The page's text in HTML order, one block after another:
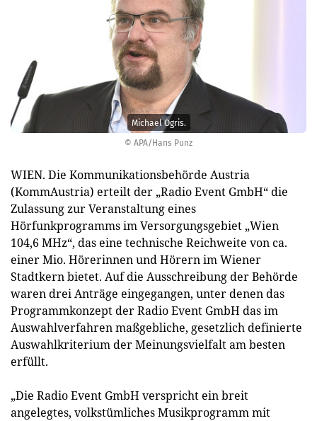
© APA/Hans Punz
Michael Ogris.
WIEN. Die Kommunikationsbehörde Austria
(KommAustria) erteilt der „Radio Event GmbH“ die
Zulassung zur Veranstaltung eines
Hörfunkprogramms im Versorgungsgebiet „Wien
104,6 MHz“, das eine technische Reichweite von ca.
einer Mio. Hörerinnen und Hörern im Wiener
Stadtkern bietet. Auf die Ausschreibung der Behörde
waren drei Anträge eingegangen, unter denen das
Programmkonzept der Radio Event GmbH das im
Auswahlverfahren maßgebliche, gesetzlich definierte
Auswahlkriterium der Meinungsvielfalt am besten
erfüllt.
„Die Radio Event GmbH verspricht ein breit
angelegtes, volkstümliches Musikprogramm mit